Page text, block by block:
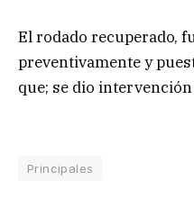
El rodado recuperado,
preventivamente y
que; se dio
Principales